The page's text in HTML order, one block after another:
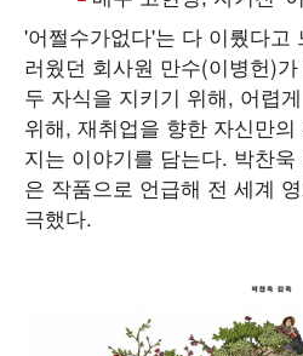
'어쩔수가없다'는 다 이뤘다고
러웠던 회사원 만수(이병헌)
두 자식을 지키기 위해, 어렵
위해, 재취업을 향한 자신만
지는 이야기를 담는다. 박찬
은 작품으로 언급해 전 세계
극했다.